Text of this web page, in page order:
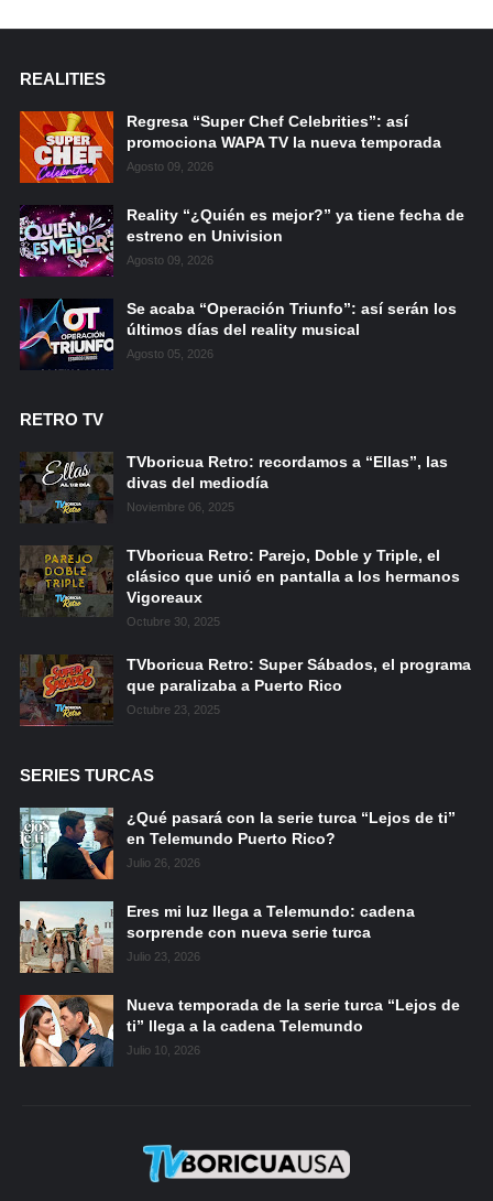
REALITIES
Regresa “Super Chef Celebrities”: así
promociona WAPA TV la nueva temporada
Agosto 09, 2026
Reality “¿Quién es mejor?” ya tiene fecha de
estreno en Univision
Agosto 09, 2026
Se acaba “Operación Triunfo”: así serán los
últimos días del reality musical
Agosto 05, 2026
RETRO TV
TVboricua Retro: recordamos a “Ellas”, las
divas del mediodía
Noviembre 06, 2025
TVboricua Retro: Parejo, Doble y Triple, el
clásico que unió en pantalla a los hermanos
Vigoreaux
Octubre 30, 2025
TVboricua Retro: Super Sábados, el programa
que paralizaba a Puerto Rico
Octubre 23, 2025
SERIES TURCAS
¿Qué pasará con la serie turca “Lejos de ti”
en Telemundo Puerto Rico?
Julio 26, 2026
Eres mi luz llega a Telemundo: cadena
sorprende con nueva serie turca
Julio 23, 2026
Nueva temporada de la serie turca “Lejos de
ti” llega a la cadena Telemundo
Julio 10, 2026